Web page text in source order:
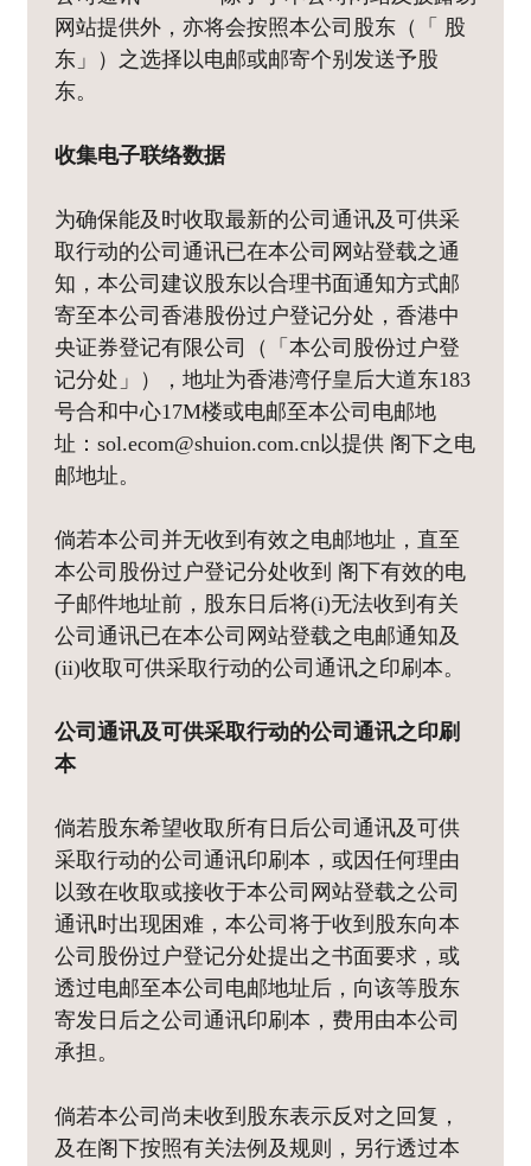
网站提供外，亦将会按照本公司股东（「 股
东」）之选择以电邮或邮寄个别发送予股
东。
收集电子联络数据
为确保能及时收取最新的公司通讯及可供采
取行动的公司通讯已在本公司网站登载之通
知，本公司建议股东以合理书面通知方式邮
寄至本公司香港股份过户登记分处，香港中
央证券登记有限公司（「本公司股份过户登
记分处」），地址为香港湾仔皇后大道东183
号合和中心17M楼或电邮至本公司电邮地
址：sol.ecom@shuion.com.cn以提供 阁下之电
邮地址。
倘若本公司并无收到有效之电邮地址，直至
本公司股份过户登记分处收到 阁下有效的电
子邮件地址前，股东日后将(i)无法收到有关
公司通讯已在本公司网站登载之电邮通知及
(ii)收取可供采取行动的公司通讯之印刷本。
公司通讯及可供采取行动的公司通讯之印刷
本
倘若股东希望收取所有日后公司通讯及可供
采取行动的公司通讯印刷本，或因任何理由
以致在收取或接收于本公司网站登载之公司
通讯时出现困难，本公司将于收到股东向本
公司股份过户登记分处提出之书面要求，或
透过电邮至本公司电邮地址后，向该等股东
寄发日后之公司通讯印刷本，费用由本公司
承担。
倘若本公司尚未收到股东表示反对之回复，
及在阁下按照有关法例及规则，另行透过本